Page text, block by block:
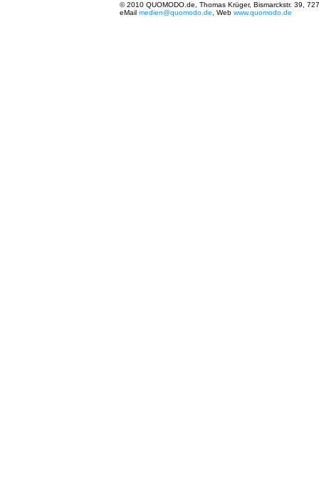
© 2010 QUOMODO.de, Thomas Krüger, Bismarckstr. 39,
eMail medien@quomodo.de , Web www.quomodo.de